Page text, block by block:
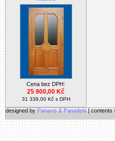
Cena bez DPH:
25 900,00 Kč
31 339,00 Kč s DPH
designed by Panavis & Panadela | contents